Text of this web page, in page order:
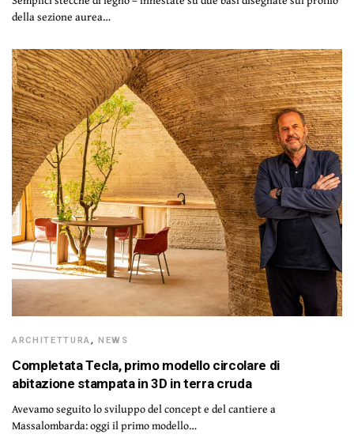
della sezione aurea…
ARCHITETTURA, NEWS
Completata Tecla, primo modello circolare di
abitazione stampata in 3D in terra cruda
Avevamo seguito lo sviluppo del concept e del cantiere a
Massalombarda: oggi il primo modello…